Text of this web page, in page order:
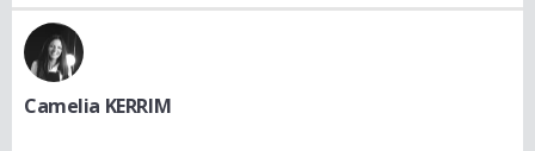
Camelia KERRIM